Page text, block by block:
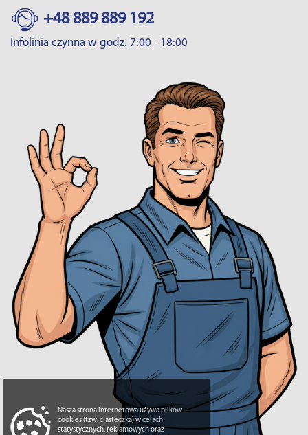
+48 889 889 192
Infolinia czynna w godz. 7:00 - 18:00
Nasza strona internetowa używa plików
cookies (tzw. ciasteczka) w celach
statystycznych, reklamowych oraz